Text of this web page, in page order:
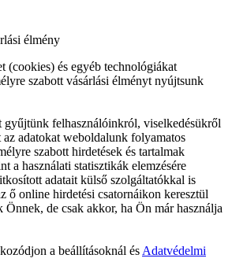
élmény
(cookies) és egyéb technológiákat
szabott vásárlási élményt nyújtsunk
gyűjtünk felhasználóinkról, viselkedésükről
az adatokat weboldalunk folyamatos
szabott hirdetések és tartalmak
a használati statisztikák elemzésére
adatait külső szolgáltatókkal is
ő online hirdetési csatornáikon keresztül
Önnek, de csak akkor, ha Ön már használja
a beállításoknál és Adatvédelmi